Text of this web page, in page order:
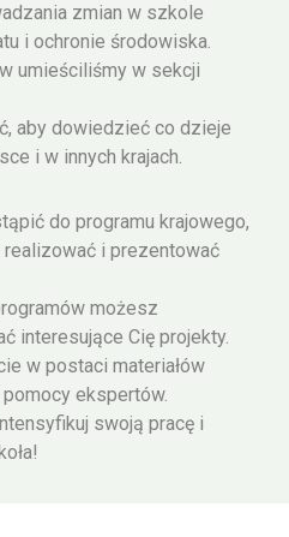
zmian w szkole
i ochronie środowiska.
umieściliśmy w sekcji
aby dowiedzieć co dzieje
i w innych krajach.
do programu krajowego,
i prezentować
możesz
interesujące Cię projekty.
w postaci materiałów
ekspertów.
swoją pracę i